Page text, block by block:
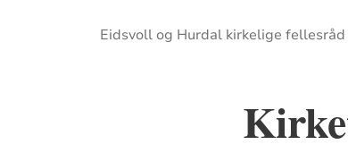
Brødsmulesti
Eidsvoll og Hurdal kirkelige fellesråd